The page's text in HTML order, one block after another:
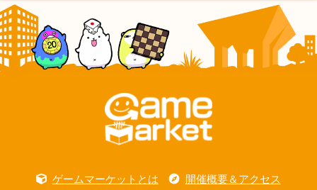
ゲームマーケットとは 開催概要＆アクセス